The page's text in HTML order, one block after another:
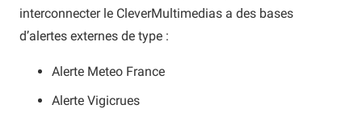
interconnecter le CleverMultimedias a des bases
d’alertes externes de type :
Alerte Meteo France
Alerte Vigicrues